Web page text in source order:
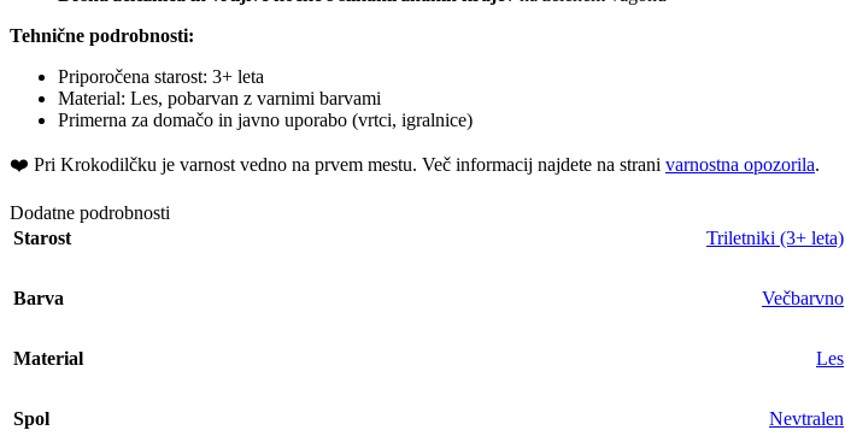
Tehnične podrobnosti:
Priporočena starost: 3+ leta
Material: Les, pobarvan z varnimi barvami
Primerna za domačo in javno uporabo (vrtci, igralnice)
❤️ ️Pri Krokodilčku je varnost vedno na prvem mestu. Več informacij najdete na strani varnostna opozorila.
Dodatne podrobnosti
Starost
Triletniki (3+ leta)
Barva Večbarvno
Material Les
Spol Nevtralen